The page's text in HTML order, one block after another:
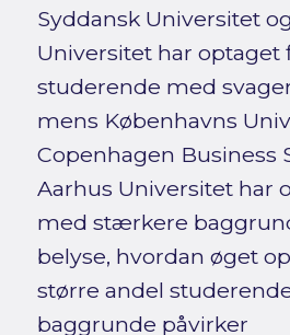
Syddansk Universitet
Universitet har optaget
studerende med
mens Københavns
Copenhagen Business
Aarhus Universitet har
med stærkere
belyse, hvordan øget
større andel
baggrunde påvirker